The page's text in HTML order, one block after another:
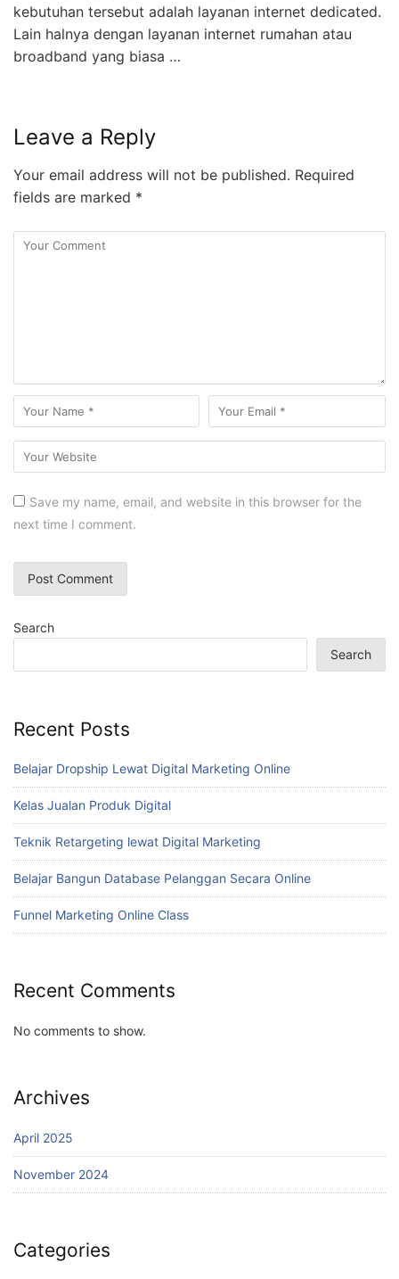
kebutuhan tersebut adalah layanan internet dedicated.
Lain halnya dengan layanan internet rumahan atau
broadband yang biasa …
Leave a Reply
Your email address will not be published. Required
fields are marked *
Save my name, email, and website in this browser for the
next time I comment.
Search
Search
Recent Posts
Belajar Dropship Lewat Digital Marketing Online
Kelas Jualan Produk Digital
Teknik Retargeting lewat Digital Marketing
Belajar Bangun Database Pelanggan Secara Online
Funnel Marketing Online Class
Recent Comments
No comments to show.
Archives
April 2025
November 2024
Categories